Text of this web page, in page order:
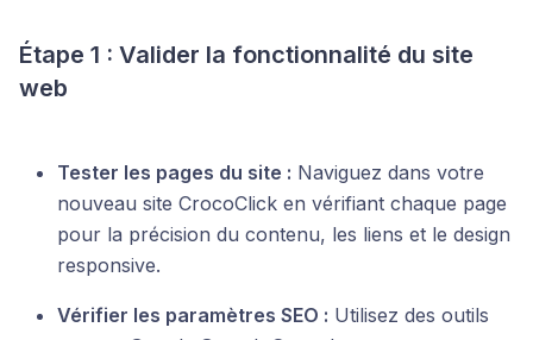
Étape 1 : Valider la fonctionnalité du site
web
Tester les pages du site : Naviguez dans votre
nouveau site CrocoClick en vérifiant chaque page
pour la précision du contenu, les liens et le design
responsive.
Vérifier les paramètres SEO : Utilisez des outils